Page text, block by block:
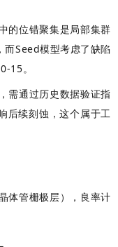
的位错聚集是局部集群
而Seed模型考虑了缺陷
15。
需通过历史数据验证指
后续刻蚀，这个属于工
体管栅极层），良率计